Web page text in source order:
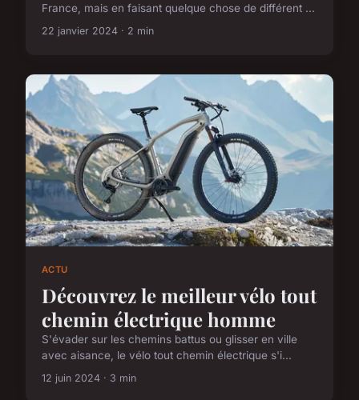
France, mais en faisant quelque chose de différent ...
22 janvier 2024 · 2 min
ACTU
Découvrez le meilleur vélo tout
chemin électrique homme
S'évader sur les chemins battus ou glisser en ville
avec aisance, le vélo tout chemin électrique s'i...
12 juin 2024 · 3 min